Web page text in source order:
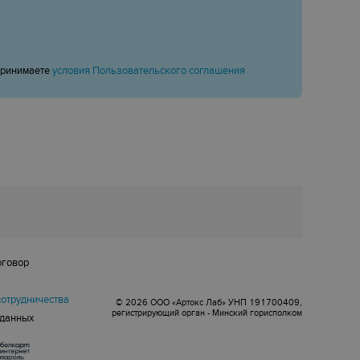
условия Пользовательского соглашения
© 2026 ООО «Артокс Лаб» УНП 191700409,
регистрирующий орган - Минский горисполком